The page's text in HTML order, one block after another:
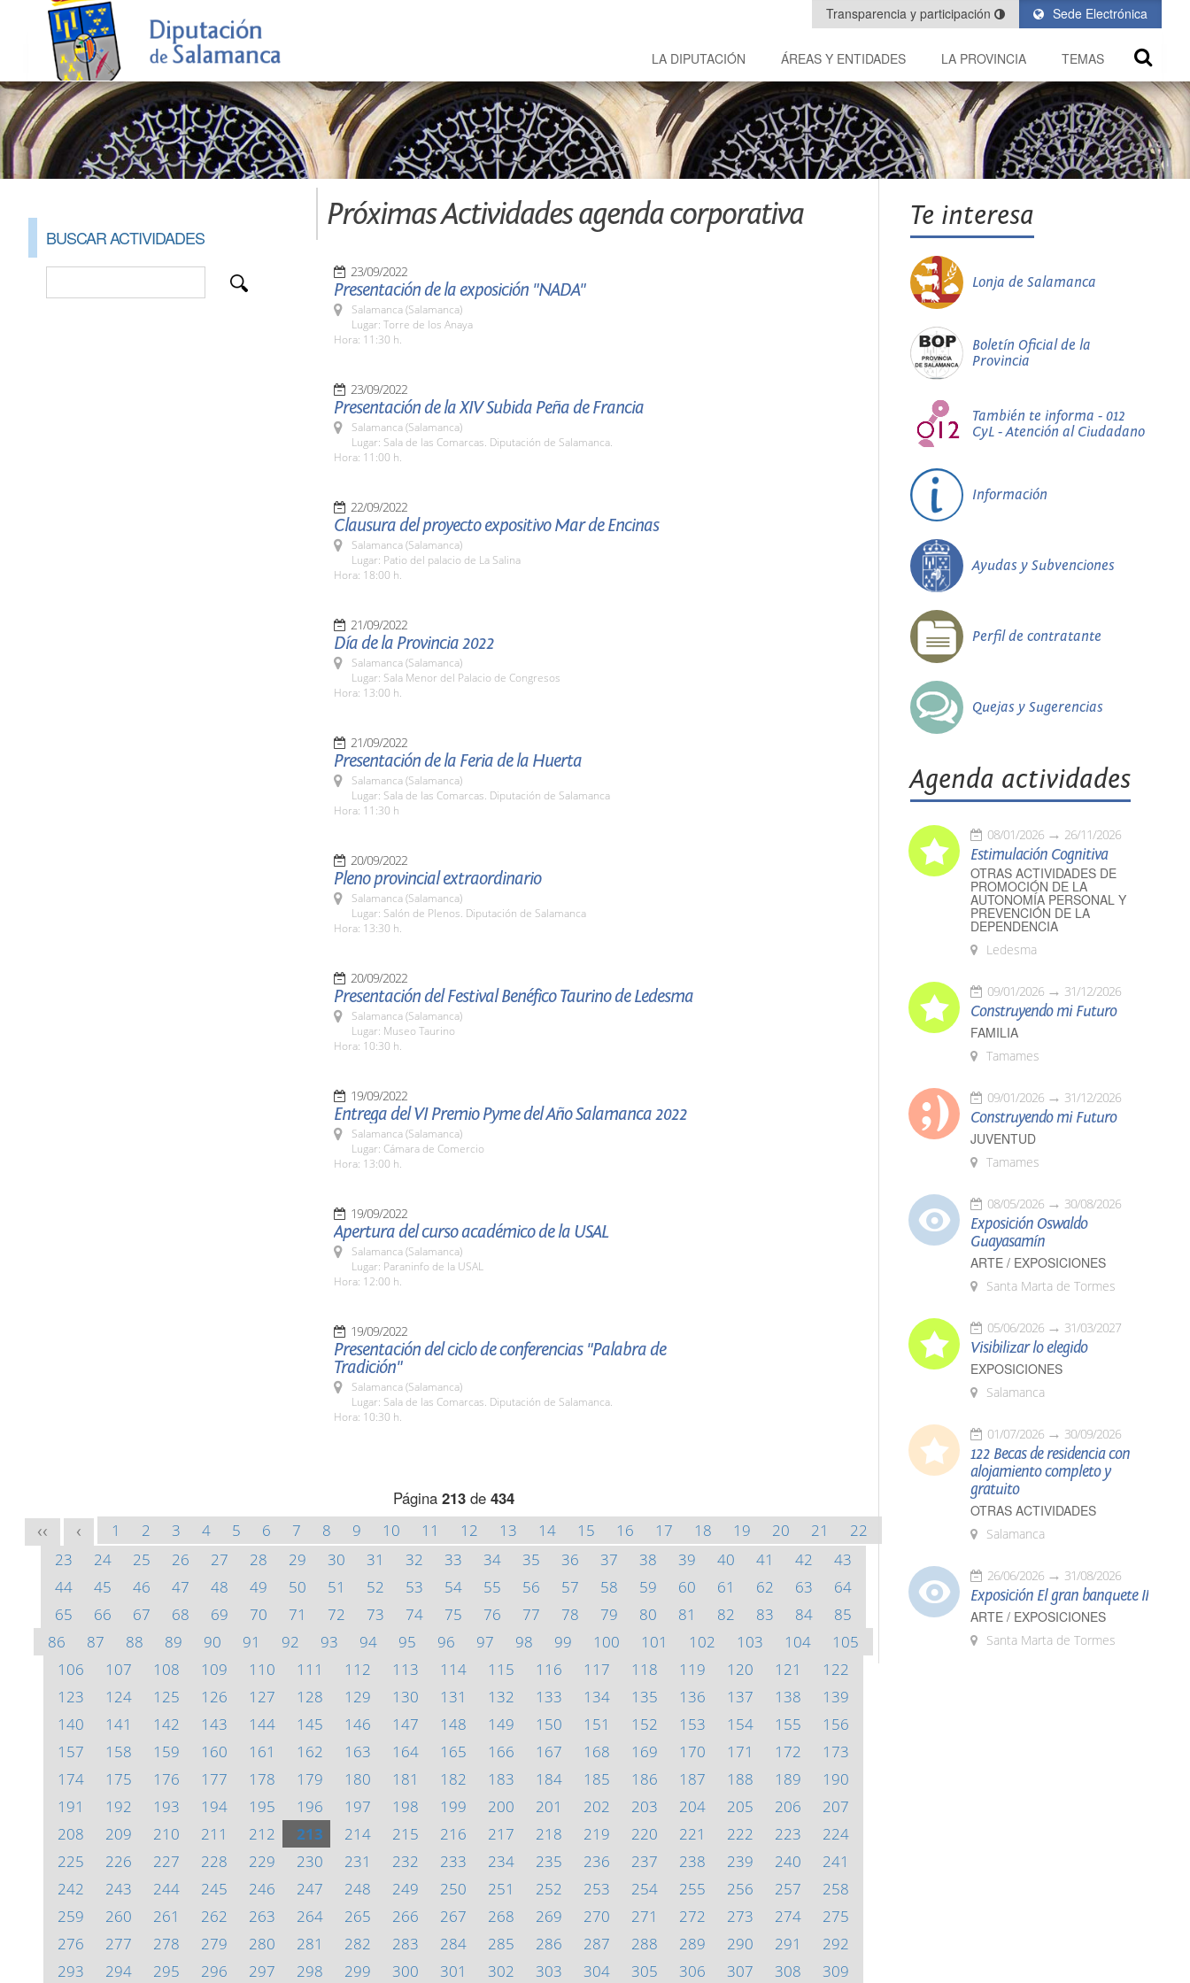
Sede Electrónica
Transparencia y participación
LA DIPUTACIÓN ÁREAS Y ENTIDADES LA PROVINCIA TEMAS
BUSCAR ACTIVIDADES
Próximas Actividades agenda corporativa
23/09/2022
Presentación de la exposición "NADA"
Salamanca (Salamanca)
Lugar: Torre de los Anaya
Hora: 11:30 h.
23/09/2022
Presentación de la XIV Subida Peña de Francia
Salamanca (Salamanca)
Lugar: Sala de las Comarcas. Diputación de Salamanca.
Hora: 11:00 h.
22/09/2022
Clausura del proyecto expositivo Mar de Encinas
Salamanca (Salamanca)
Lugar: Patio del palacio de La Salina
Hora: 18:00 h.
21/09/2022
Día de la Provincia 2022
Salamanca (Salamanca)
Lugar: Sala Menor del Palacio de Congresos
Hora: 13:00 h.
21/09/2022
Presentación de la Feria de la Huerta
Salamanca (Salamanca)
Lugar: Sala de las Comarcas. Diputación de Salamanca
Hora: 11:30 h
20/09/2022
Pleno provincial extraordinario
Salamanca (Salamanca)
Lugar: Salón de Plenos. Diputación de Salamanca
Hora: 13:30 h.
20/09/2022
Presentación del Festival Benéfico Taurino de Ledesma
Salamanca (Salamanca)
Lugar: Museo Taurino
Hora: 10:30 h.
19/09/2022
Entrega del VI Premio Pyme del Año Salamanca 2022
Salamanca (Salamanca)
Lugar: Cámara de Comercio
Hora: 13:00 h.
19/09/2022
Apertura del curso académico de la USAL
Salamanca (Salamanca)
Lugar: Paraninfo de la USAL
Hora: 12:00 h.
19/09/2022
Presentación del ciclo de conferencias "Palabra de
Tradición"
Salamanca (Salamanca)
Lugar: Sala de las Comarcas. Diputación de Salamanca.
Hora: 10:30 h.
Página 213de 434
<< < 1 2 3 4 5 6 7 8 9 10 11 12 13 14 15 16 17 18 19 20 21
22
23
24 25 26 27 28 29 30 31 32 33 34 35 36 37 38 39 40 41 42
43
44
45 46 47 48 49 50 51 52 53 54 55 56 57 58 59 60 61 62 63
64
65
66 67 68 69 70 71 72 73 74 75 76 77 78 79 80 81 82 83 84
85
86
87 88 89 90 91 92 93 94 95 96 97 98 99 100 101 102 103 104
105
106
107 108 109 110 111 112 113 114 115 116 117 118 119 120 121
122
123
124 125 126 127 128 129 130 131 132 133 134 135 136 137 138
139
140
141 142 143 144 145 146 147 148 149 150 151 152 153 154 155
156
157
158 159 160 161 162 163 164 165 166 167 168 169 170 171 172
173
174
175 176 177 178 179 180 181 182 183 184 185 186 187 188 189
190
191
192 193 194 195 196 197 198 199 200 201 202 203 204 205 206
207
208
209 210 211 212 213 214 215 216 217 218 219 220 221 222 223
224
225
226 227 228 229 230 231 232 233 234 235 236 237 238 239 240
241
242
243 244 245 246 247 248 249 250 251 252 253 254 255 256 257
258
259
260 261 262 263 264 265 266 267 268 269 270 271 272 273 274
275
276
277 278 279 280 281 282 283 284 285 286 287 288 289 290 291
292
293
294 295 296 297 298 299 300 301 302 303 304 305 306 307 308 309
Te interesa
Lonja de Salamanca
Boletín Oficial de la
Provincia
También te informa - 012
CyL - Atención al Ciudadano
Información
Ayudas y Subvenciones
Perfil de contratante
Quejas y Sugerencias
Agenda actividades
08/01/2026 26/11/2026
Estimulación Cognitiva
OTRAS ACTIVIDADES DE
PROMOCIÓN DE LA
AUTONOMÍA PERSONAL Y
PREVENCIÓN DE LA
DEPENDENCIA
Ledesma
09/01/2026 31/12/2026
Construyendo mi Futuro
FAMILIA
Tamames
09/01/2026 31/12/2026
Construyendo mi Futuro
JUVENTUD
Tamames
08/05/2026 30/08/2026
Exposición Oswaldo
Guayasamín
ARTE / EXPOSICIONES
Santa Marta de Tormes
05/06/2026 31/03/2027
Visibilizar lo elegido
EXPOSICIONES
Salamanca
01/07/2026 30/09/2026
122 Becas de residencia con
alojamiento completo y
gratuito
OTRAS ACTIVIDADES
Salamanca
26/06/2026 31/08/2026
Exposición El gran banquete II
ARTE / EXPOSICIONES
Santa Marta de Tormes